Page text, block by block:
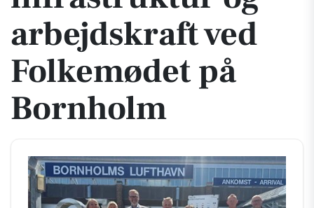
arbejdskraft ved
Folkemødet på
Bornholm